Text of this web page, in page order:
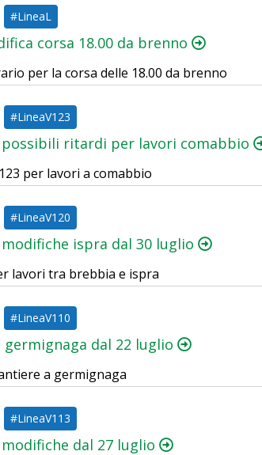
#LineaL
corsa 18.00 da brenno
per la corsa delle 18.00 da brenno
#LineaV123
possibili ritardi per lavori comabbio
per lavori a comabbio
#LineaV120
modifiche ispra dal 30 luglio
lavori tra brebbia e ispra
#LineaV110
germignaga dal 22 luglio
a germignaga
#LineaV113
modifiche dal 27 luglio